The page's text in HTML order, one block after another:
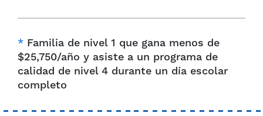
* Familia de nivel 1 que gana menos de
$25,750/año y asiste a un programa de
calidad de nivel 4 durante un día escolar
completo